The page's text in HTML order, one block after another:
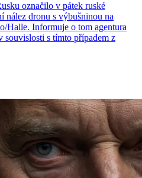
označilo v pátek ruské
nález dronu s výbušninou na
Halle. Informuje o tom agentura
s tímto případem z